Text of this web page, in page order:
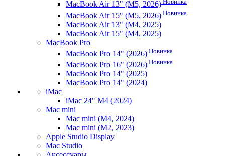
MacBook Air 13" (M5, 2026) Новинка
MacBook Air 15" (M5, 2026) Новинка
MacBook Air 13" (M4, 2025)
MacBook Air 15" (M4, 2025)
MacBook Pro
MacBook Pro 14" (2026) Новинка
MacBook Pro 16" (2026) Новинка
MacBook Pro 14" (2025)
MacBook Pro 14" (2024)
iMac
iMac 24" M4 (2024)
Mac mini
Mac mini (M4, 2024)
Mac mini (M2, 2023)
Apple Studio Display
Mac Studio